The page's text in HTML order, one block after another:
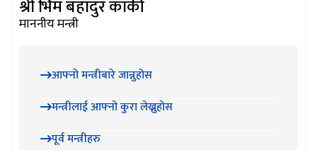
श्री भिम बहादुर कार्की
माननीय मन्त्री
आफ्नो मन्त्रीबारे जान्नुहोस
मन्त्रीलाई आफ्नो कुरा लेख्नुहोस
पूर्व मन्त्रीहरु